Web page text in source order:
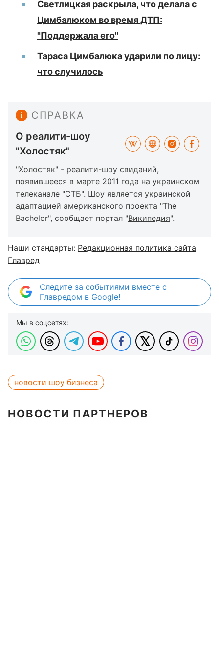
Светлицкая раскрыла, что делала с
Цимбалюком во время ДТП:
"Поддержала его"
Тараса Цимбалюка ударили по лицу:
что случилось
СПРАВКА
О реалити-шоу
"Холостяк"
"Холостяк" - реалити-шоу свиданий,
появившееся в марте 2011 года на украинском
телеканале "СТБ". Шоу является украинской
адаптацией американского проекта "The
Bachelor", сообщает портал "Википедия".
Наши стандарты: Редакционная политика сайта
Главред
Следите за событиями вместе с
Главредом в Google!
Мы в соцсетях:
новости шоу бизнеса
НОВОСТИ ПАРТНЕРОВ